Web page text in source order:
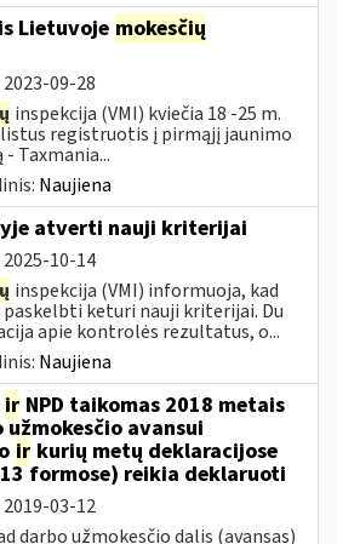
Lietuvoje mokesčių
2023-09-28
inspekcija (VMI) kviečia 18 -25 m.
registruotis į pirmąjį jaunimo
Taxmania...
Naujiena
atverti nauji kriterijai
2025-10-14
inspekcija (VMI) informuoja, kad
keturi nauji kriterijai. Du
apie kontrolės rezultatus, o...
Naujiena
ir NPD taikomas 2018 metais
avansui
ir kurių metų deklaracijose
formose) reikia deklaruoti
2019-03-12
darbo užmokesčio dalis (avansas)